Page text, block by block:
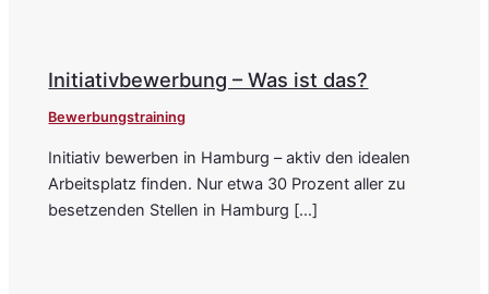
Initiativbewerbung – Was ist das?
Bewerbungstraining
Initiativ bewerben in Hamburg – aktiv den idealen
Arbeitsplatz finden. Nur etwa 30 Prozent aller zu
besetzenden Stellen in Hamburg […]